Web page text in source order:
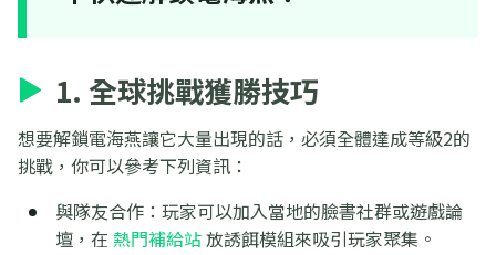
1. 全球挑戰獲勝技巧
想要解鎖電海燕讓它大量出現的話，必須全體達成等級2的
挑戰，你可以參考下列資訊：
與隊友合作：玩家可以加入當地的臉書社群或遊戲論
壇，在 熱門補給站放誘餌模組來吸引玩家聚集。